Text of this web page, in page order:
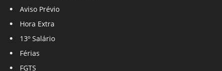
Aviso Prévio
Hora Extra
13º Salário
Férias
FGTS